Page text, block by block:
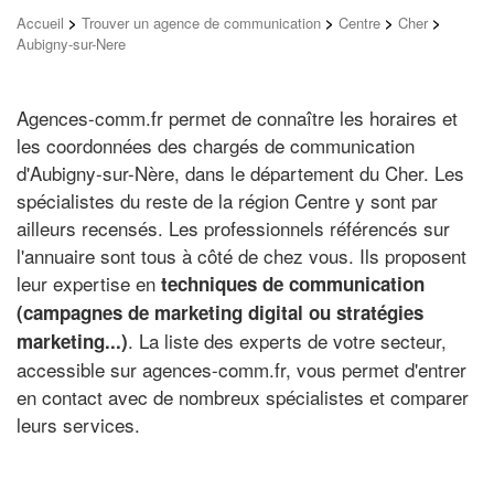
Accueil > Trouver un agence de communication > Centre > Cher >
Aubigny-sur-Nere
Agences-comm.fr permet de connaître les horaires et
les coordonnées des chargés de communication
d'Aubigny-sur-Nère, dans le département du Cher. Les
spécialistes du reste de la région Centre y sont par
ailleurs recensés. Les professionnels référencés sur
l'annuaire sont tous à côté de chez vous. Ils proposent
leur expertise en techniques de communication
(campagnes de marketing digital ou stratégies
marketing...). La liste des experts de votre secteur,
accessible sur agences-comm.fr, vous permet d'entrer
en contact avec de nombreux spécialistes et comparer
leurs services.